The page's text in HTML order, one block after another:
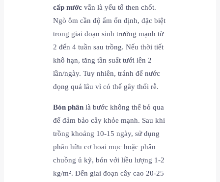
cấp nước vẫn là yếu tố then chốt.
Ngò ôm cần độ ẩm ổn định, đặc biệt
trong giai đoạn sinh trưởng mạnh từ
2 đến 4 tuần sau trồng. Nếu thời tiết
khô hạn, tăng tần suất tưới lên 2
lần/ngày. Tuy nhiên, tránh để nước
đọng quá lâu vì có thể gây thối rễ.
Bón phân là bước không thể bỏ qua
để đảm bảo cây khỏe mạnh. Sau khi
trồng khoảng 10-15 ngày, sử dụng
phân hữu cơ hoai mục hoặc phân
chuồng ủ kỹ, bón với liều lượng 1-2
kg/m². Đến giai đoạn cây cao 20-25